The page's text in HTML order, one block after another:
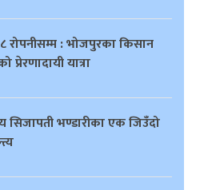
रोपनीसम्म : भोजपुरका किसान
प्रेरणादायी यात्रा
सिजापती भण्डारीका एक जिउँदो